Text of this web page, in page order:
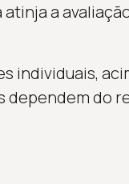
a
individuais,
dependem do